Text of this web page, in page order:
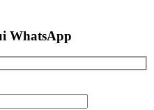
WhatsApp